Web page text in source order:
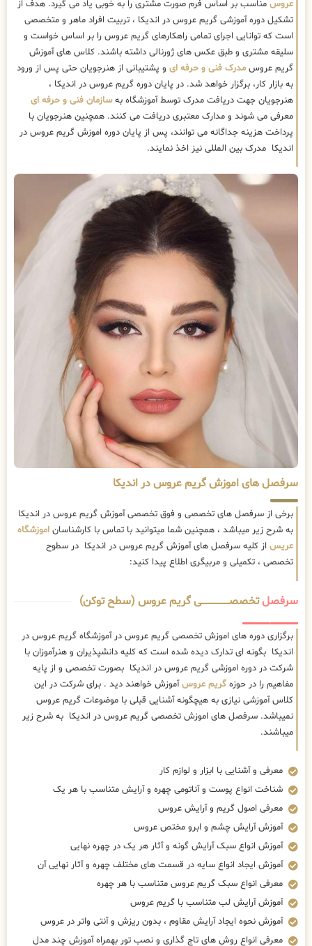
عروس مناسب بر اساس فرم صورت مشتری را به خوبی یاد می گیرد. هدف از
تشکیل دوره آموزشی گریم عروس در اندیکا ، تربیت افراد ماهر و متخصصی
است که توانایی اجرای تمامی راهکارهای گریم عروس را بر اساس خواست و
سلیقه مشتری و طبق عکس های ژورنالی داشته باشند. کلاس های آموزش
گریم عروس مدرک فنی و حرفه ای و پشتیبانی از هنرجویان حتی پس از ورود
به بازار کار، برگزار خواهد شد. در پایان دوره گریم عروس در اندیکا ،
هنرجویان جهت دریافت مدرک توسط آموزشگاه بهسازمان فنی و حرفه ای
معرفی می شوند و مدارک معتبری دریافت می کنند. همچنین هنرجویان با
پرداخت هزینه جداگانه می توانند، پس از پایان دوره اموزش گریم عروس در
اندیکا مدرک بین المللی نیز اخذ نمایند.
سرفصل های اموزش گریم عروس در اندیکا
برخی از سرفصل های تخصصی و فوق تخصصی آموزش گریم عروس در اندیکا
به شرح زیر میباشد ، همچنین شما میتوانید با تماس با کارشناسان اموزشگاه
عریس از کلیه سرفصل های آموزش گریم عروس در اندیکا در سطوح
تخصصی ، تکمیلی و مربیگری اطلاع پیدا کنید:
سرفصلتخصصــــــــــــــــــــی گریم عروس (سطح توکن)
برگزاری دوره های اموزش تخصصی گریم عروس در آموزشگاه گریم عروس در
اندیکا بگونه ای تدارک دیده شده است که کلیه دانشپذیران و هنرآموزان با
شرکت در دوره اموزشی گریم عروس در اندیکا بصورت تخصصی و از پایه
مفاهیم را در حوزه گریم عروسآموزش خواهند دید . برای شرکت در این
کلاس آموزشی نیازی به هیچگونه آشنایی قبلی با موضوعات گریم عروس
نمیباشد. سرفصل های اموزش تخصصی گریم عروس در اندیکا به شرح زیر
میباشند.
معرفی و آشنایی با ابزار و لوازم کار
شناخت انواع پوست و آناتومی چهره و آرایش متناسب با هر یک
معرفی اصول گریم و آرایش عروس
آموزش آرایش چشم و ابرو مختص عروس
آموزش انواع سبک آرایش گونه و آثار هر یک در چهره نهایی
آموزش ایجاد انواع سایه در قسمت های مختلف چهره و آثار نهایی آن
معرفی انواع سبک گریم عروس متناسب با هر چهره
آموزش آرایش لب متناسب با گریم عروس
آموزش نحوه ایجاد آرایش مقاوم ، بدون ریزش و آنتی واتر در عروس
معرفی انواع روش های تاج گذاری و نصب تور بهمراه آموزش چند مدل